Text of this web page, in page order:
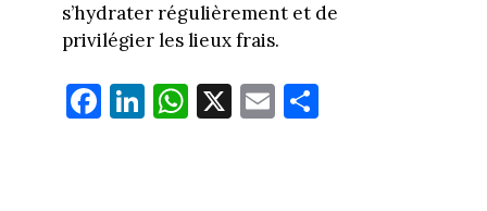
s’hydrater régulièrement et de
privilégier les lieux frais.
Fa
ce
Li
nk
W
ha
X E
m
Pa
rt